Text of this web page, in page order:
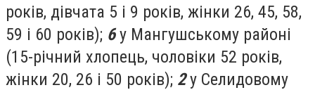
років, дівчата 5 і 9 років, жінки 26, 45, 58,
59 і 60 років); 6у Мангушському районі
(15-річний хлопець, чоловіки 52 років,
жінки 20, 26 і 50 років); 2у Селидовому